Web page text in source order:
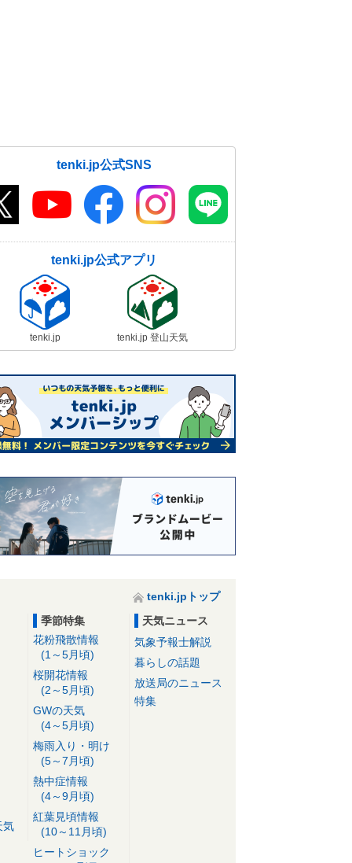
tenki.jp公式SNS
tenki.jp公式アプリ
tenki.jp tenki.jp 登山天気
tenki.jpトップ
気
季節特集
花粉飛散情報
(1～5月頃)
桜開花情報
(2～5月頃)
GWの天気
(4～5月頃)
梅雨入り・明け
(5～7月頃)
熱中症情報
(4～9月頃)
紅葉見頃情報
(10～11月頃)
ヒートショック
天気ニュース
気象予報士解説
暮らしの話題
放送局のニュース
特集